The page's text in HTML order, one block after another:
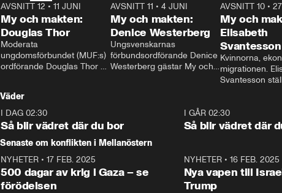
26:27
AVSNITT 12 • 11 JUNI
My och makten:
Douglas Thor
Moderata
ungdomsförbundet (MUF:s)
ordförande Douglas Thor
tonårsutvisningarna och hur
Moderaterna ska locka
väljare till valet i höst.
23:40
AVSNITT 11 •4 JUNI
My och makten:
Denice Westerberg
Ungsvenskarnas
förbundsordförande Denice
Westerberg gästar My och
AVSNITT 10 •
My och
Elisabeth
Svantesson
Kvinnorna,
migrationen.
Svantesson
Väder
I DAG 02:30
Så blir vädret där du bor
I GÅR 02:30
Så blir vädret där
Senaste om konflikten i Mellanöstern
NYHETER • 17 FEB. 2025
500 dagar av krig i Gaza – se
förödelsen
NYHETER• 16 FEB. 2025
Nya vapen till
Trump